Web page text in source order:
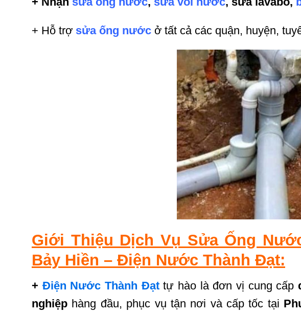
+ Hỗ trợ sửa ống nước ở tất cả các quận, huyện,
Giới Thiệu Dịch Vụ Sửa Ống
Bảy Hiền – Điện Nước Thành Đạt:
+ Điện Nước Thành Đạttự hào là đơn vị cung cấp
nghiệp hàng đầu, phục vụ tận nơi và cấp tốc tại